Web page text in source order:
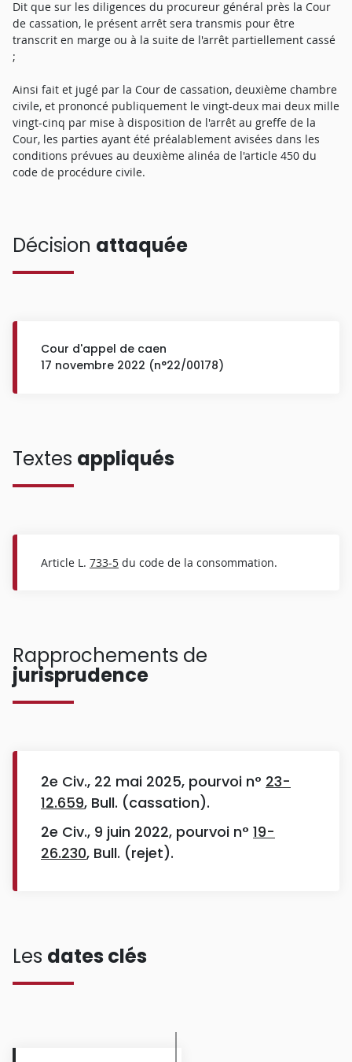
Dit que sur les diligences du procureur général près la Cour
de cassation, le présent arrêt sera transmis pour être
transcrit en marge ou à la suite de l'arrêt partiellement cassé
;
Ainsi fait et jugé par la Cour de cassation, deuxième chambre
civile, et prononcé publiquement le vingt-deux mai deux mille
vingt-cinq par mise à disposition de l'arrêt au greffe de la
Cour, les parties ayant été préalablement avisées dans les
conditions prévues au deuxième alinéa de l'article 450 du
code de procédure civile.
Décision attaquée
Cour d'appel de caen
17 novembre 2022 (n°22/00178)
Textes appliqués
Article L. 733-5 du code de la consommation.
Rapprochements de
jurisprudence
2e Civ., 22 mai 2025, pourvoi n° 23-
12.659, Bull. (cassation).
2e Civ., 9 juin 2022, pourvoi n° 19-
26.230, Bull. (rejet).
Les dates clés